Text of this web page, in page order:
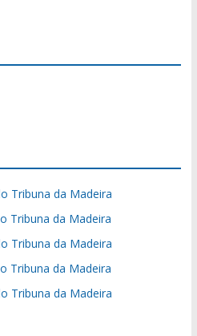
Tribuna da Madeira
Tribuna da Madeira
Tribuna da Madeira
Tribuna da Madeira
Tribuna da Madeira